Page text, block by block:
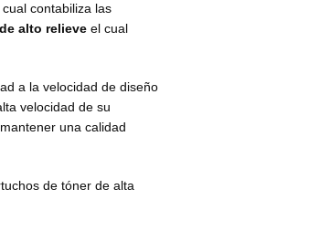
cual contabiliza las
alto relieve el cual
a la velocidad de diseño
velocidad de su
una calidad
de tóner de alta